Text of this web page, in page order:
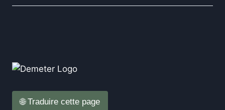
🌐 Traduire cette page